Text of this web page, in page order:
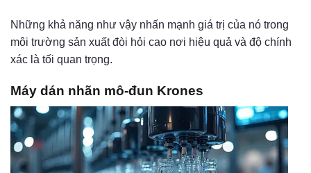
Những khả năng như vậy nhấn mạnh giá trị của nó trong
môi trường sản xuất đòi hỏi cao nơi hiệu quả và độ chính
xác là tối quan trọng.
Máy dán nhãn mô-đun Krones